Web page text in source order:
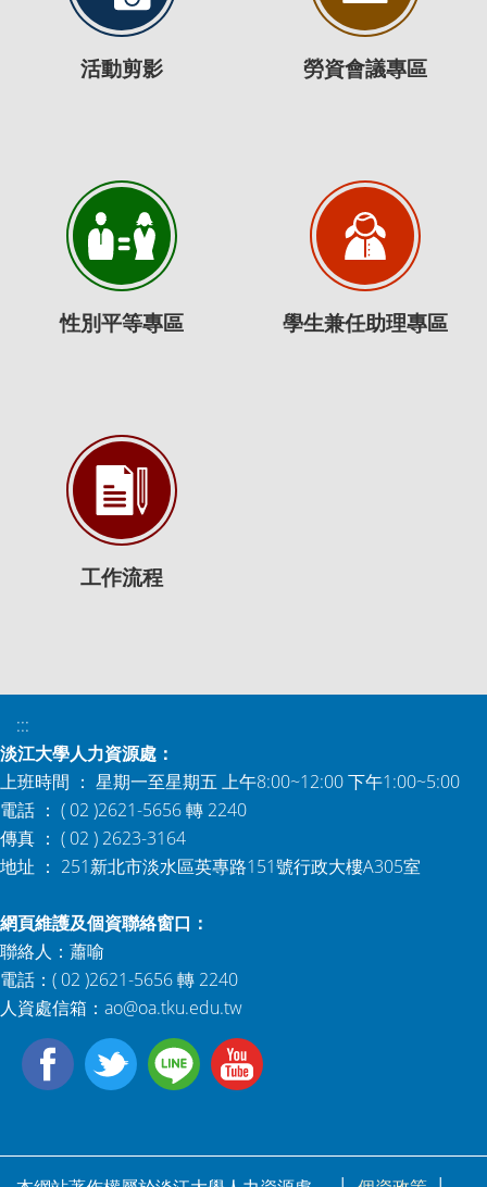
活動剪影 勞資會議專區
性別平等專區 學生兼任助理專區
工作流程
:::
淡江大學人力資源處：
上班時間 ： 星期一至星期五 上午8:00~12:00 下午1:00~5:00
電話 ： ( 02 )2621-5656 轉 2240
傳真 ： ( 02 ) 2623-3164
地址 ： 251新北市淡水區英專路151號行政大樓A305室
網頁維護及個資聯絡窗口：
聯絡人：蕭喻
電話：( 02 )2621-5656 轉 2240
人資處信箱： ao@oa.tku.edu.tw